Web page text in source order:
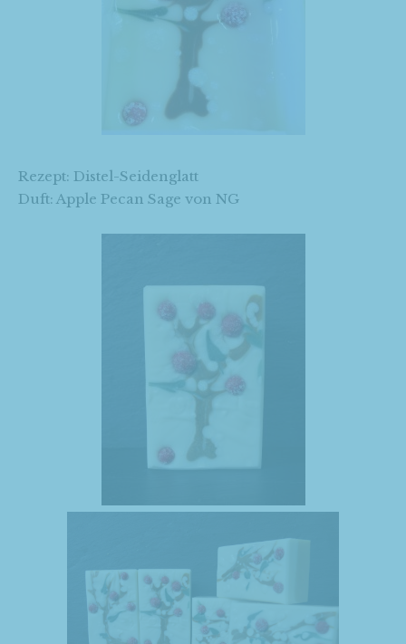
Rezept: Distel-Seidenglatt
Duft: Apple Pecan Sage von NG